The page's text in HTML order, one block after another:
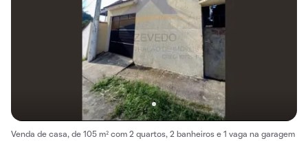
Venda de casa, de 105 m² com 2 quartos, 2 banheiros e 1 vaga na garagem